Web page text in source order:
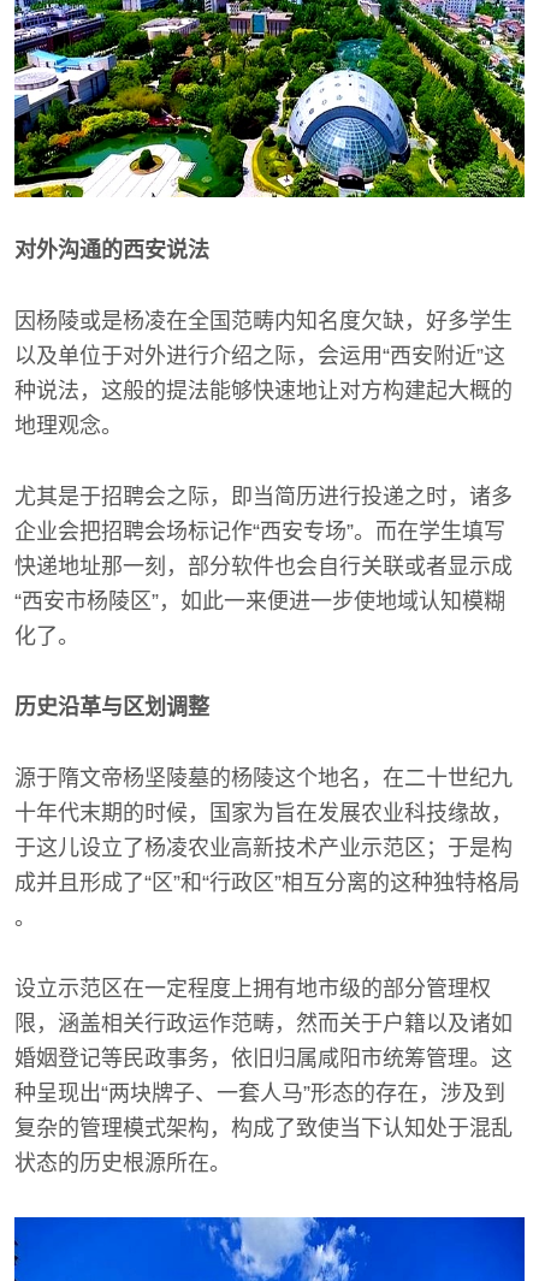
对外沟通的西安说法
因杨陵或是杨凌在全国范畴内知名度欠缺，好多学生
以及单位于对外进行介绍之际，会运用“西安附近”这
种说法，这般的提法能够快速地让对方构建起大概的
地理观念。
尤其是于招聘会之际，即当简历进行投递之时，诸多
企业会把招聘会场标记作“西安专场”。而在学生填写
快递地址那一刻，部分软件也会自行关联或者显示成
“西安市杨陵区”，如此一来便进一步使地域认知模糊
化了。
历史沿革与区划调整
源于隋文帝杨坚陵墓的杨陵这个地名，在二十世纪九
十年代末期的时候，国家为旨在发展农业科技缘故，
于这儿设立了杨凌农业高新技术产业示范区；于是构
成并且形成了“区”和“行政区”相互分离的这种独特格局
。
设立示范区在一定程度上拥有地市级的部分管理权
限，涵盖相关行政运作范畴，然而关于户籍以及诸如
婚姻登记等民政事务，依旧归属咸阳市统筹管理。这
种呈现出“两块牌子、一套人马”形态的存在，涉及到
复杂的管理模式架构，构成了致使当下认知处于混乱
状态的历史根源所在。